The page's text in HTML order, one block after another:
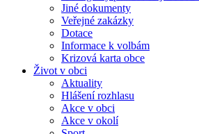
Jiné dokumenty
Veřejné zakázky
Dotace
Informace k volbám
Krizová karta obce
Život v obci
Aktuality
Hlášení rozhlasu
Akce v obci
Akce v okolí